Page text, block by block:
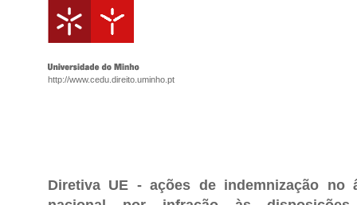
http://www.cedu.direito.uminho.pt
Diretiva UE - ações de indemnização no